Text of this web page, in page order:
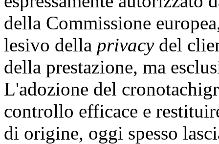
della Commissione
lesivo della privacydel
della prestazione, ma
L'adozione del
controllo efficace e
di origine, oggi spesso